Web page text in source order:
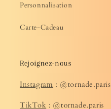
Personnalisation
Carte-Cadeau
Rejoignez-nous
Instagram : @tornade.paris
TikTok : @tornade.paris